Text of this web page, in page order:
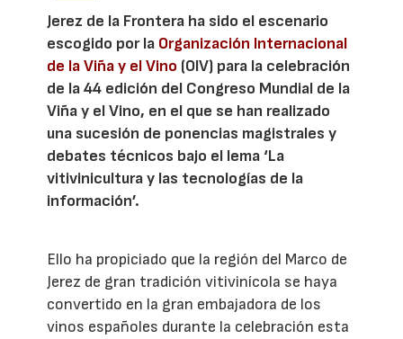
Jerez de la Frontera ha sido el escenario
escogido por la Organización Internacional
de la Viña y el Vino (OIV) para la celebración
de la 44 edición del Congreso Mundial de la
Viña y el Vino, en el que se han realizado
una sucesión de ponencias magistrales y
debates técnicos bajo el lema ‘La
vitivinicultura y las tecnologías de la
información’.
Ello ha propiciado que la región del Marco de
Jerez de gran tradición vitivinícola se haya
convertido en la gran embajadora de los
vinos españoles durante la celebración esta